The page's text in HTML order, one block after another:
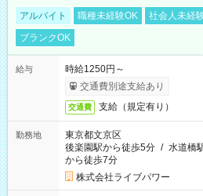
アルバイト 職種未経験OK 社会人未経
ブランクOK
給与
時給1250円～
交通費別途支給あり
交通費 支給（規定有り）
勤務地
東京都文京区
後楽園駅から徒歩5分 / 水道橋
から徒歩7分
株式会社ライブパワー